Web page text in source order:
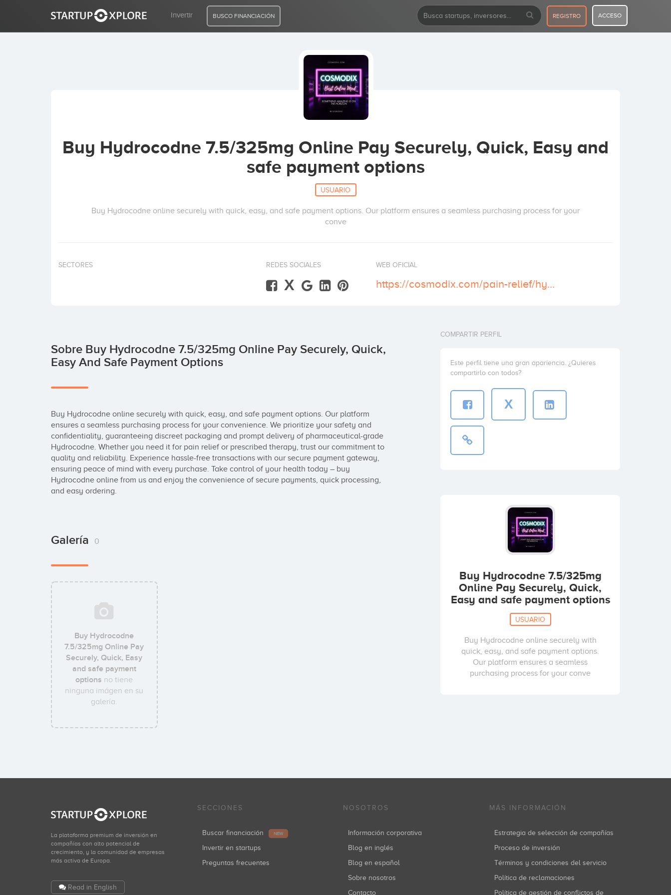
Invertir BUSCO FINANCIACIÓN REGISTRO ACCESO
Buy Hydrocodne 7.5/325mg Online Pay Securely, Quick, Easy and
safe payment options
USUARIO
Buy Hydrocodne online securely with quick, easy, and safe payment options. Our platform ensures a seamless purchasing process for your
conve
SECTORES REDES SOCIALES
X
WEB OFICIAL
https://cosmodix.com/pain-relief/hydrocodone/
Sobre Buy Hydrocodne 7.5/325mg Online Pay Securely, Quick,
Easy And Safe Payment Options
Buy Hydrocodne online securely with quick, easy, and safe payment options. Our platform
ensures a seamless purchasing process for your convenience. We prioritize your safety and
confidentiality, guaranteeing discreet packaging and prompt delivery of pharmaceutical-grade
Hydrocodne. Whether you need it for pain relief or prescribed therapy, trust our commitment to
quality and reliability. Experience hassle-free transactions with our secure payment gateway,
ensuring peace of mind with every purchase. Take control of your health today – buy
Hydrocodne online from us and enjoy the convenience of secure payments, quick processing,
and easy ordering.
Galería 0
Buy Hydrocodne
7.5/325mg Online Pay
Securely, Quick, Easy
and safe payment
options no tiene
ninguna imágen en su
galería.
COMPARTIR PERFIL
Este perfil tiene una gran apariencia. ¿Quieres
compartirlo con todos?
X
Buy Hydrocodne 7.5/325mg
Online Pay Securely, Quick,
Easy and safe payment options
USUARIO
Buy Hydrocodne online securely with
quick, easy, and safe payment options.
Our platform ensures a seamless
purchasing process for your conve
La plataforma premium de inversión en
compañías con alto potencial de
crecimiento, y la comunidad de empresas
más activa de Europa.
Read in English
SECCIONES
Buscar financiación NEW
Invertir en startups
Preguntas frecuentes
NOSOTROS
Información corporativa
Blog en inglés
Blog en español
Sobre nosotros
Contacto
MÁS INFORMACIÓN
Estrategia de selección de compañías
Proceso de inversión
Términos y condiciones del servicio
Política de reclamaciones
Política de gestión de conflictos de